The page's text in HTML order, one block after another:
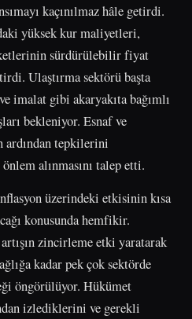
kaçınılmaz hâle getirdi.
yüksek kur maliyetleri,
sürdürülebilir fiyat
Ulaştırma sektörü başta
imalat gibi akaryakıta bağımlı
bekleniyor. Esnaf ve
ardından tepkilerini
alınmasını talep etti.
üzerindeki etkisinin kısa
konusunda hemfikir.
zincirleme etki yaratarak
kadar pek çok sektörde
öngörülüyor. Hükümet
izlediklerini ve gerekli